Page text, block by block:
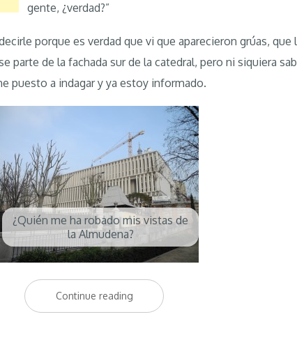
gente, ¿verdad?”
porque es verdad que vi que aparecieron grúas, que
parte de la fachada sur de la catedral, pero ni siquiera
puesto a indagar y ya estoy informado.
¿Quién me ha robado mis vistas de
la Almudena?
Continue reading “¿Quién
me